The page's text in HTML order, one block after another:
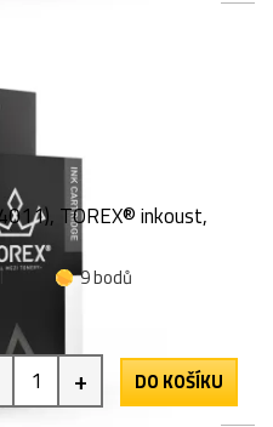
TOREX® inkoust,
9 bodů
+ DO KOŠÍKU